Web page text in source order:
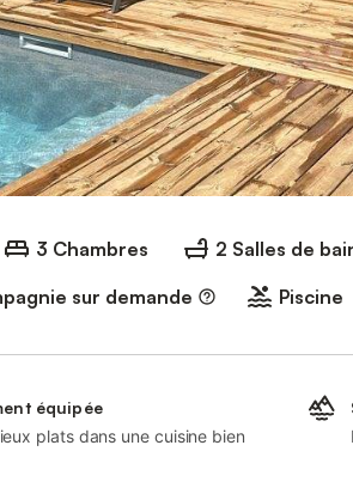
3 Chambres 2 Salles de
sur demande
Piscine
équipée
plats dans une cuisine bien